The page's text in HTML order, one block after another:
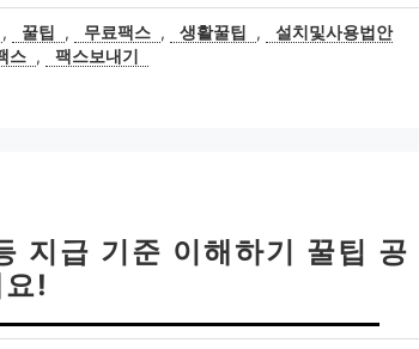
, 꿀팁 , 무료팩스 , 생활꿀팁 ,
설치및사용법안
스 , 팩스보내기
지급 기준 이해하기 꿀팁 공
!